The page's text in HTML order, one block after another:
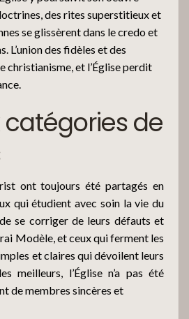
des rites superstitieux et
se glissèrent dans le credo et
L’union des fidèles et des
christianisme, et l’Église perdit
catégories de
ont toujours été partagés en
qui étudient avec soin la vie du
de se corriger de leurs défauts et
Modèle, et ceux qui ferment les
et claires qui dévoilent leurs
meilleurs, l’Église n’a pas été
de membres sincères et